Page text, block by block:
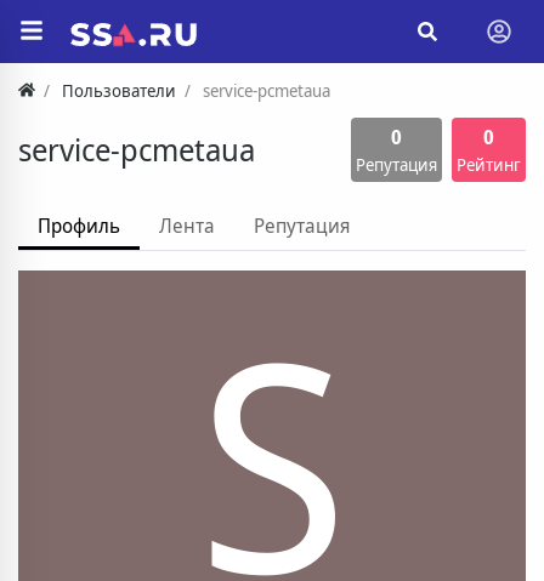
Пользователи service-pcmetaua
service-pcmetaua 0
Репутация
0
Рейтинг
Профиль Лента Репутация
S